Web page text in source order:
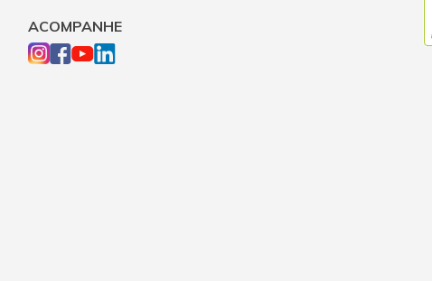
ACOMPANHE